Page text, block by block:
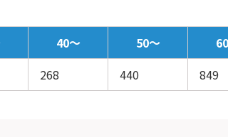
40～ 50～
268 440 849